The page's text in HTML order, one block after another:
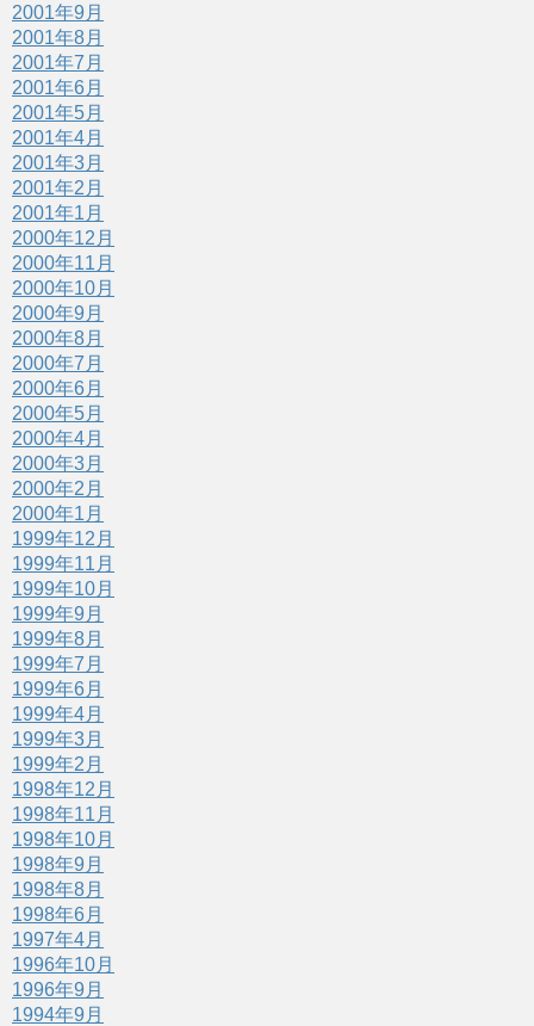
2001年9月
2001年8月
2001年7月
2001年6月
2001年5月
2001年4月
2001年3月
2001年2月
2001年1月
2000年12月
2000年11月
2000年10月
2000年9月
2000年8月
2000年7月
2000年6月
2000年5月
2000年4月
2000年3月
2000年2月
2000年1月
1999年12月
1999年11月
1999年10月
1999年9月
1999年8月
1999年7月
1999年6月
1999年4月
1999年3月
1999年2月
1998年12月
1998年11月
1998年10月
1998年9月
1998年8月
1998年6月
1997年4月
1996年10月
1996年9月
1994年9月